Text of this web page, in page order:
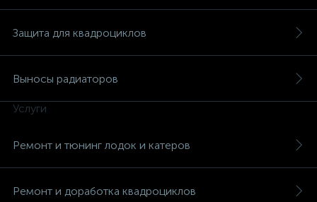
Защита для квадроциклов
Выносы радиаторов
Услуги
Ремонт и тюнинг лодок и катеров
Ремонт и доработка квадроциклов